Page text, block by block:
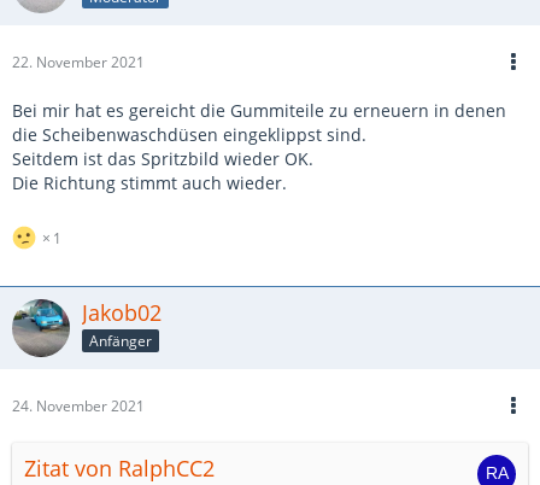
22. November 2021
Bei mir hat es gereicht die Gummiteile zu erneuern in denen
die Scheibenwaschdüsen eingeklippst sind.
Seitdem ist das Spritzbild wieder OK.
Die Richtung stimmt auch wieder.
1
Jakob02
Anfänger
24. November 2021
Zitat von RalphCC2